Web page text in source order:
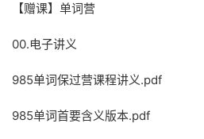
【赠课】单词营
00.电子讲义
985单词保过营课程讲义.pdf
985单词首要含义版本.pdf